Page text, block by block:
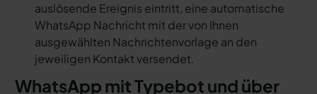
auslösende Ereignis eintritt, eine automatische
WhatsApp Nachricht mit der von Ihnen
ausgewählten Nachrichtenvorlage an den
jeweiligen Kontakt versendet.
WhatsApp mit Typebot und über